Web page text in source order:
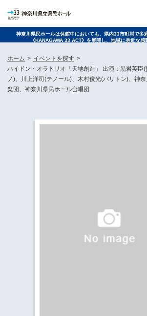
神奈川県民ホールは休館中においても、県内33市町村で多
《KANAGAWA 33 ACT》を展開し、地域に身近な感
イベントを探す
・ 神奈川県民ホールの取り組み
ホーム > イベントを探す >
ハイドン・オラトリオ「天地創造」 出演：黒岩英臣
ノ)、川上洋司(テノール)、木村俊光(バリトン)、神
楽団、神奈川県民ホール合唱団